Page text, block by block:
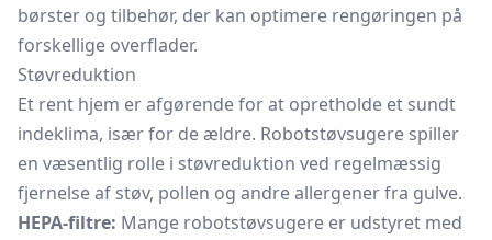
børster og tilbehør, der kan optimere rengøringen på
forskellige overflader.
Støvreduktion
Et rent hjem er afgørende for at opretholde et sundt
indeklima, især for de ældre. Robotstøvsugere spiller
en væsentlig rolle i støvreduktion ved regelmæssig
fjernelse af støv, pollen og andre allergener fra gulve.
HEPA-filtre: Mange robotstøvsugere er udstyret med